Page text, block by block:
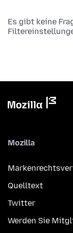
Es gibt keine
Mozilla
Quelltext
Twitter
Werden Sie